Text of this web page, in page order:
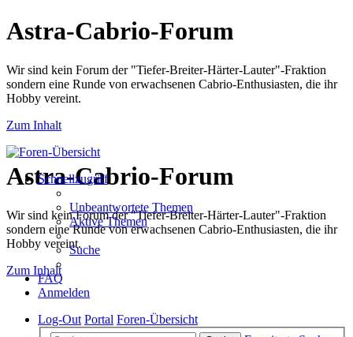
Astra-Cabrio-Forum
Wir sind kein Forum der "Tiefer-Breiter-Härter-Lauter"-Fraktion
sondern eine Runde von erwachsenen Cabrio-Enthusiasten, die ihr
Hobby vereint.
Zum Inhalt
Astra-Cabrio-Forum
Wir sind kein Forum der "Tiefer-Breiter-Härter-Lauter"-Fraktion
sondern eine Runde von erwachsenen Cabrio-Enthusiasten, die ihr
Hobby vereint.
Zum Inhalt
Schnellzugriff
Unbeantwortete Themen
Aktive Themen
Suche
FAQ
Anmelden
Log-Out Portal Foren-Übersicht